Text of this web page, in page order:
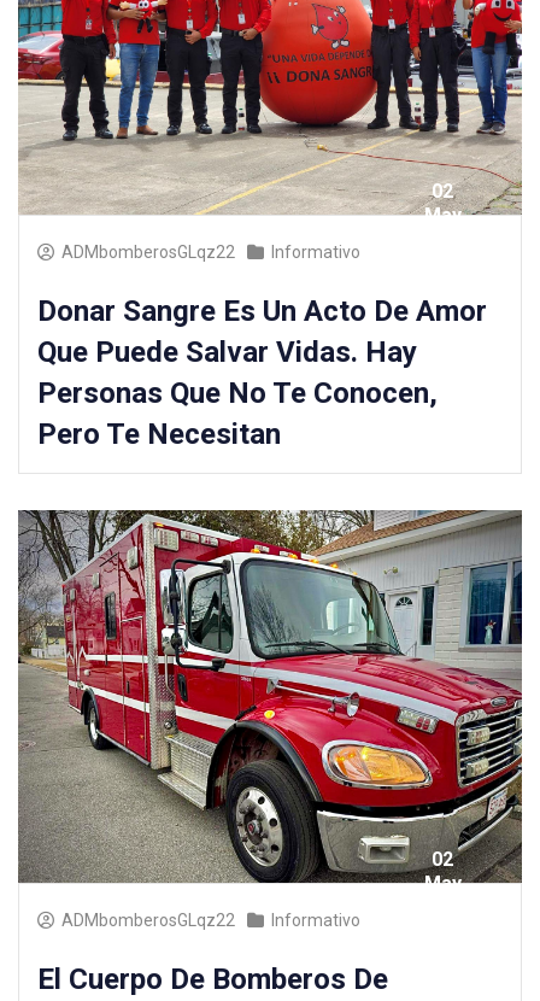
ADMbomberosGLqz22 Informativo
02
May
Donar Sangre Es Un Acto De Amor
Que Puede Salvar Vidas. Hay
Personas Que No Te Conocen,
Pero Te Necesitan
ADMbomberosGLqz22 Informativo
02
May
El Cuerpo De Bomberos De